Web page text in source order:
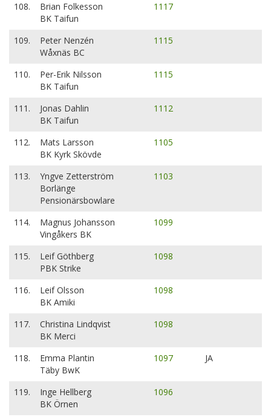
108.
Brian Folkesson
BK Taifun
1117
109.
Peter Nenzén
Wåxnäs BC
1115
110.
Per-Erik Nilsson
BK Taifun
1115
111.
Jonas Dahlin
BK Taifun
1112
112.
Mats Larsson
BK Kyrk Skövde
1105
113.
Yngve Zetterström
Borlänge
Pensionärsbowlare
1103
114.
Magnus Johansson
Vingåkers BK
1099
115.
Leif Göthberg
PBK Strike
1098
116.
Leif Olsson
BK Amiki
1098
117.
Christina Lindqvist
BK Merci
1098
118.
Emma Plantin
Täby BwK
1097 JA
119.
Inge Hellberg
BK Örnen
1096